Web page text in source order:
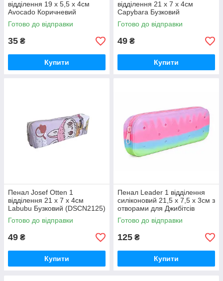
відділення 19 х 5,5 х 4см
Avocado Коричневий
(DSCN0887)
Готово до відправки
35 ₴
Купити
відділення 21 х 7 х 4см
Capybara Бузковий
(DSCN2132)
Готово до відправки
49 ₴
Купити
Пенал Josef Otten 1
відділення 21 х 7 х 4см
Labubu Бузковий (DSCN2125)
Готово до відправки
49 ₴
Купити
Пенал Leader 1 відділення
силіконовий 21,5 х 7,5 х 3см з
отворами для Джибітсів
Кольоровий 1 (25-3)
Готово до відправки
125 ₴
Купити